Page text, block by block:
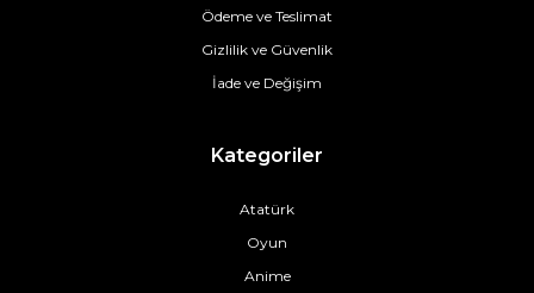
Ödeme ve Teslimat
Gizlilik ve Güvenlik
İade ve Değişim
Kategoriler
Atatürk
Oyun
Anime